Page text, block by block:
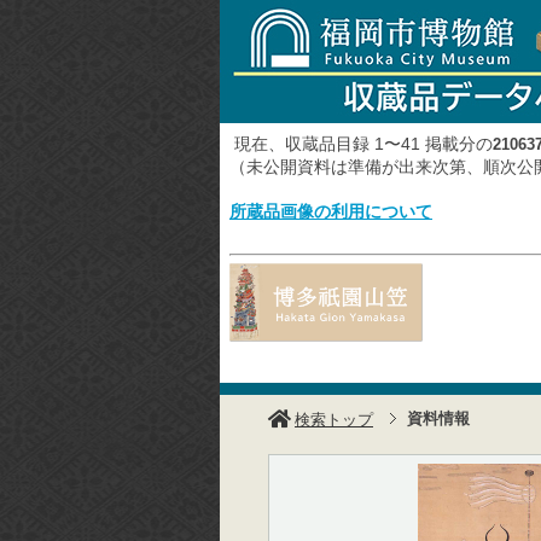
現在、収蔵品目録 1〜41 掲載分の
（未公開資料は準備が出来次第、順次
所蔵品画像の利用について
検索トップ 資料情報